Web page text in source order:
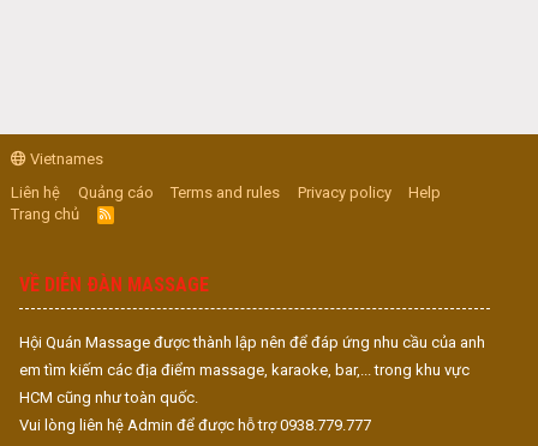
Vietnames
Liên hệ
Quảng cáo Terms and rules Privacy policy
Help
Trang chủ
R
S
VỀ DIỄN ĐÀN MASSAGE
Hội Quán Massage được thành lập nên để đáp ứng nhu cầu của anh
em tìm kiếm các địa điểm massage, karaoke, bar,... trong khu vực
HCM cũng như toàn quốc.
Vui lòng liên hệ Admin để được hỗ trợ 0938.779.777